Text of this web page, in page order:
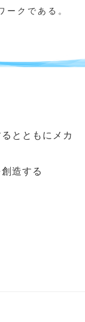
ークである。
とともにメカ
造する